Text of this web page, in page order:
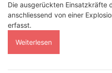
Die ausgerückten Einsatzkräfte
anschliessend von einer
erfasst.
Weiterlesen